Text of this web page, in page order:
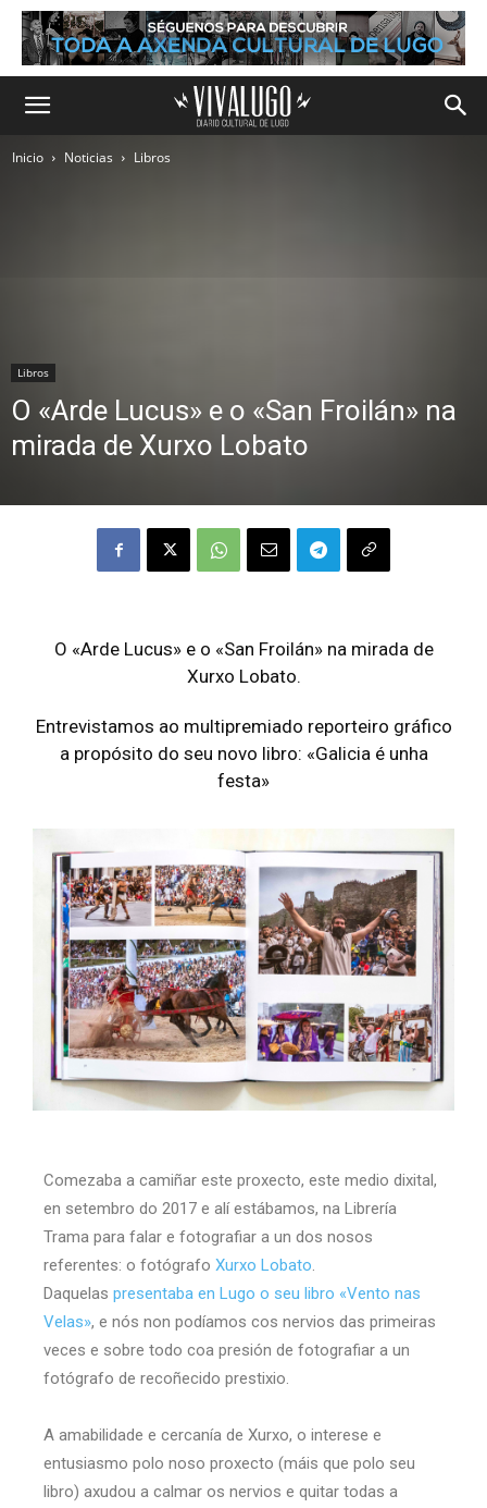
Inicio Noticias Libros
Libros
O «Arde Lucus» e o «San Froilán» na
mirada de Xurxo Lobato
O «Arde Lucus» e o «San Froilán» na mirada de
Xurxo Lobato.
Entrevistamos ao multipremiado reporteiro gráfico
a propósito do seu novo libro: «Galicia é unha
festa»
Comezaba a camiñar este proxecto, este medio dixital,
en setembro do 2017 e alí estábamos, na Librería
Trama para falar e fotografiar a un dos nosos
referentes: o fotógrafo Xurxo Lobato.
Daquelas presentaba en Lugo o seu libro «Vento nas
Velas», e nós non podíamos cos nervios das primeiras
veces e sobre todo coa presión de fotografiar a un
fotógrafo de recoñecido prestixio.
A amabilidade e cercanía de Xurxo, o interese e
entusiasmo polo noso proxecto (máis que polo seu
libro) axudou a calmar os nervios e quitar todas a